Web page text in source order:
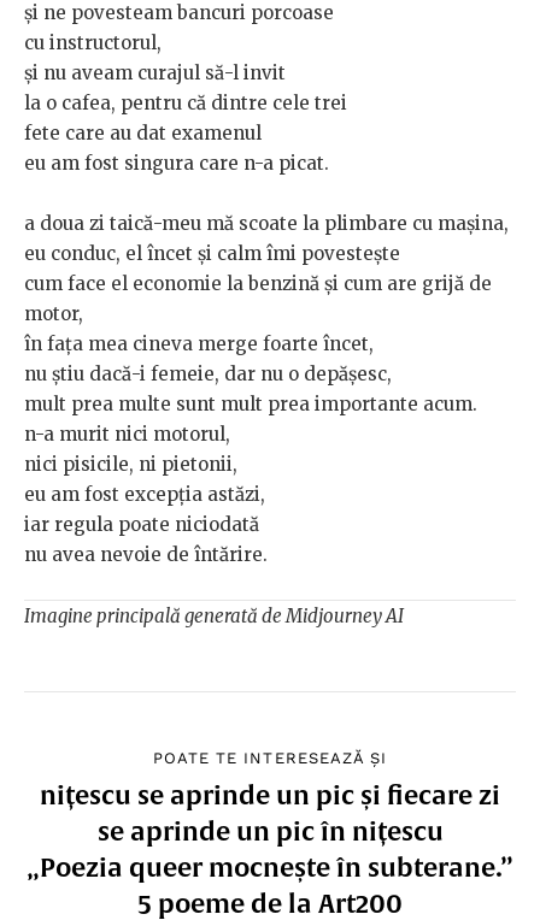
și ne povesteam bancuri porcoase
cu instructorul,
și nu aveam curajul să-l invit
la o cafea, pentru că dintre cele trei
fete care au dat examenul
eu am fost singura care n-a picat.
a doua zi taică-meu mă scoate la plimbare cu mașina,
eu conduc, el încet și calm îmi povestește
cum face el economie la benzină și cum are grijă de
motor,
în fața mea cineva merge foarte încet,
nu știu dacă-i femeie, dar nu o depășesc,
mult prea multe sunt mult prea importante acum.
n-a murit nici motorul,
nici pisicile, ni pietonii,
eu am fost excepția astăzi,
iar regula poate niciodată
nu avea nevoie de întărire.
Imagine principală generată de Midjourney AI
POATE TE INTERESEAZĂ ȘI
nițescu se aprinde un pic și fiecare zi
se aprinde un pic în nițescu
„Poezia queer mocnește în subterane.”
5 poeme de la Art200